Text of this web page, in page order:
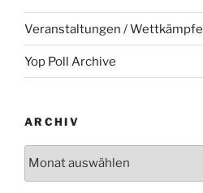
Veranstaltungen / Wettkämpfe
Yop Poll Archive
ARCHIV